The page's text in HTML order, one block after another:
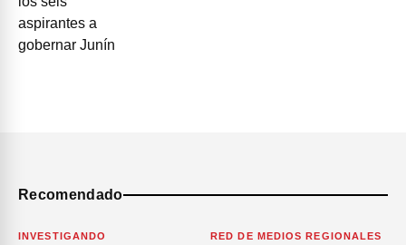
Recomendado
INVESTIGANDO RED DE MEDIOS REGIONALES